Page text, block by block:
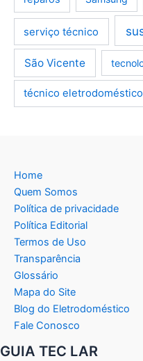
serviço técnico
São Vicente
técnico
Home
Quem Somos
Política de privacidade
Política Editorial
Termos de Uso
Transparência
Glossário
Mapa do Site
Blog do Eletrodoméstico
Fale Conosco
GUIA TEC LAR